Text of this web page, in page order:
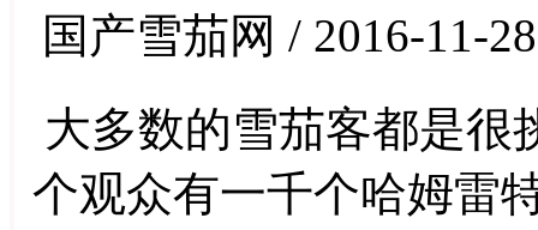
国产雪茄网 / 2016-11-28
大多数的雪茄客都是很
个观众有一千个哈姆雷